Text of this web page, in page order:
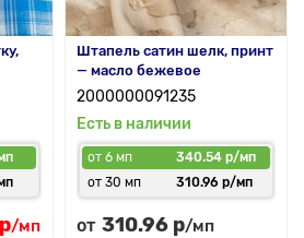
/мп
Штапель сатин шелк, принт
— масло бежевое
2000000091235
Есть в наличии
от 6 мп
340.54 р/мп
от 30 мп
310.96 р/мп
от 310.96 р/мп